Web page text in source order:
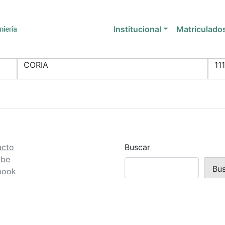
Institucional
CORIA
Buscar